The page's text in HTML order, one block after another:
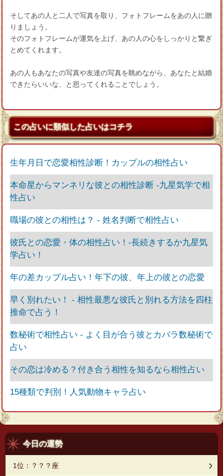
そしてあの人と二人で写真を取り、フォトフレームをあの人に贈
りましょう。
そのフォトフレームが運気を上げ、あの人の心をしっかりと繋ぎ
とめてくれます。
あの人もあなたの写真や友達の写真を眺めながら、あなたと結婚
できたらいいな、と思ってくれることでしょう。
この占いに類似した占いはコチラ
生年月日で恋愛相性診断！カップルの相性占い
本命星からマンネリな彼との相性診断 -九星気学で相
性占い
職場の彼との相性は？ ‐ 姓名判断で相性占い
彼氏との恋愛・体の相性占い！‐長続きするか九星気
学占い！
年の差カップル占い！年下の彼、年上の彼との恋愛
早く別れたい！ - 相性最悪な彼氏と別れる方法を四柱
推命で占う！
数秘術で相性占い - よく目が合う彼とカバラ数秘術で
占い
その恋は冷める？付き合う相性を知るなら相性占い
15種類で判別！人気動物キャラ占い
今日の運勢
1位：？？？座